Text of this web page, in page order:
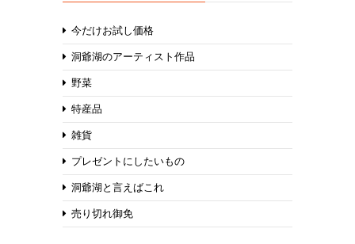
今だけお試し価格
洞爺湖のアーティスト作品
野菜
特産品
雑貨
プレゼントにしたいもの
洞爺湖と言えばこれ
売り切れ御免